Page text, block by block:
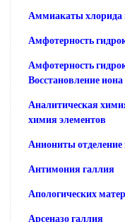
Аммиакаты хлорида
Амфотерность
Амфотерность
Восстановление
Аналитическая
химия элементов
Аниониты отделение
Антимония галлия
Апологических
Арсеназо галлия